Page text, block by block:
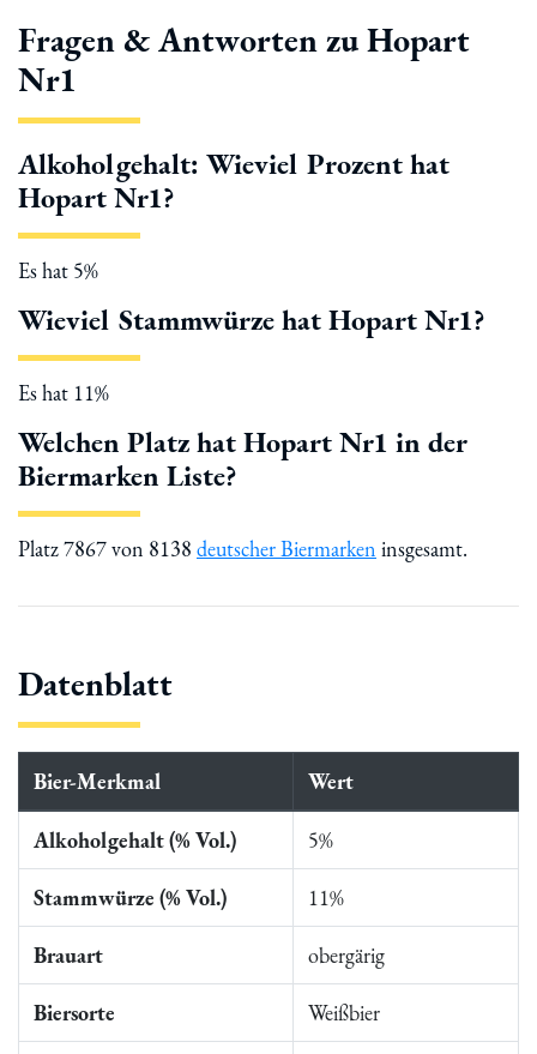
Fragen & Antworten zu Hopart
Nr1
Alkoholgehalt: Wieviel Prozent hat
Hopart Nr1?
Es hat 5%
Wieviel Stammwürze hat Hopart Nr1?
Es hat 11%
Welchen Platz hat Hopart Nr1 in der
Biermarken Liste?
Platz 7867 von 8138 deutscher Biermarken insgesamt.
Datenblatt
Bier-Merkmal Wert
Alkoholgehalt (% Vol.) 5%
Stammwürze (% Vol.) 11%
Brauart obergärig
Biersorte Weißbier